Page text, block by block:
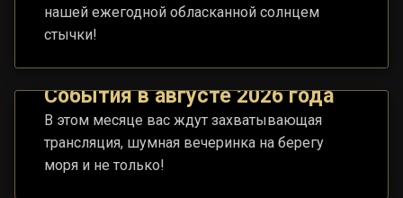
нашей ежегодной обласканной солнцем
стычки!
События в августе 2026 года
В этом месяце вас ждут захватывающая
трансляция, шумная вечеринка на берегу
моря и не только!